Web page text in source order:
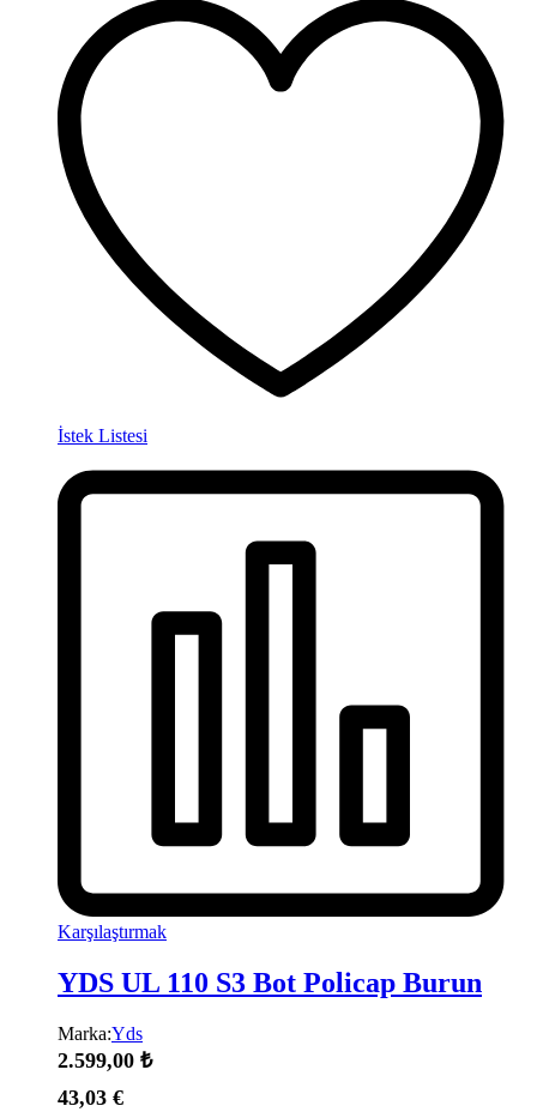
İstek Listesi
Karşılaştırmak
YDS UL 110 S3 Bot Policap Burun
Marka:Yds
2.599,00 ₺
43,03 €